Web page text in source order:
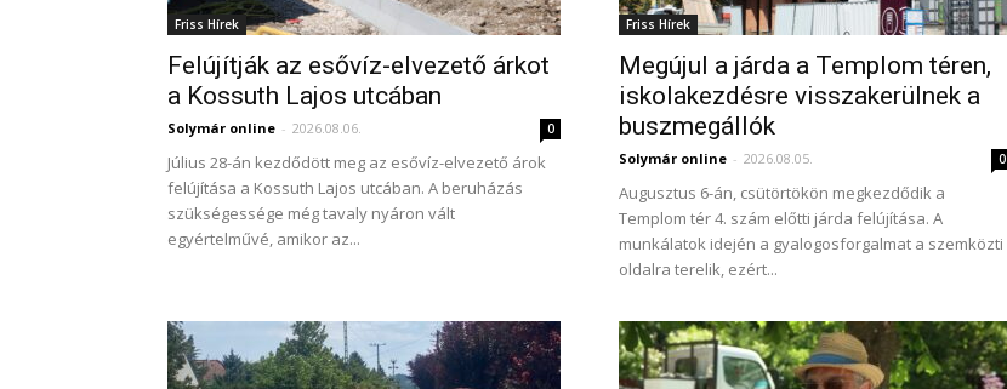
Friss Hírek
Felújítják az esővíz-elvezető árkot
a Kossuth Lajos utcában
Solymár online - 2026.08.06. 0
Július 28-án kezdődött meg az esővíz-elvezető árok
felújítása a Kossuth Lajos utcában. A beruházás
szükségessége még tavaly nyáron vált
egyértelművé, amikor az...
Friss Hírek
Megújul a járda a Templom téren,
iskolakezdésre visszakerülnek a
buszmegállók
Solymár online - 2026.08.05. 0
Augusztus 6-án, csütörtökön megkezdődik a
Templom tér 4. szám előtti járda felújítása. A
munkálatok idején a gyalogosforgalmat a szemközti
oldalra terelik, ezért...